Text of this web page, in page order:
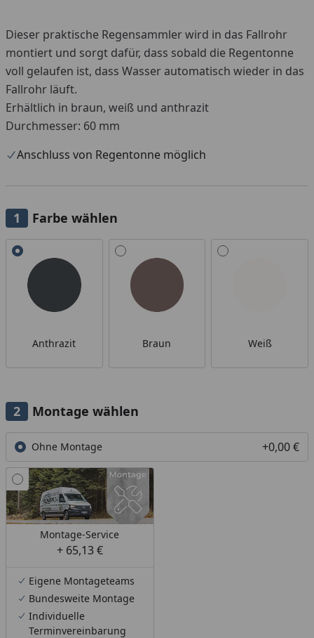
Dieser praktische Regensammler wird in das Fallrohr
montiert und sorgt dafür, dass sobald die Regentonne
voll gelaufen ist, dass Wasser automatisch wieder in das
Fallrohr läuft.
Erhältlich in braun, weiß und anthrazit
Durchmesser: 60 mm
Anschluss von Regentonne möglich
Farbe wählen
Alle anzeigen (3)
Anthrazit Braun Weiß
Montage wählen
Ohne Montage +0,00 €
Montage-Service
+ 65,13 €
Eigene Montageteams
Bundesweite Montage
Individuelle
Terminvereinbarung